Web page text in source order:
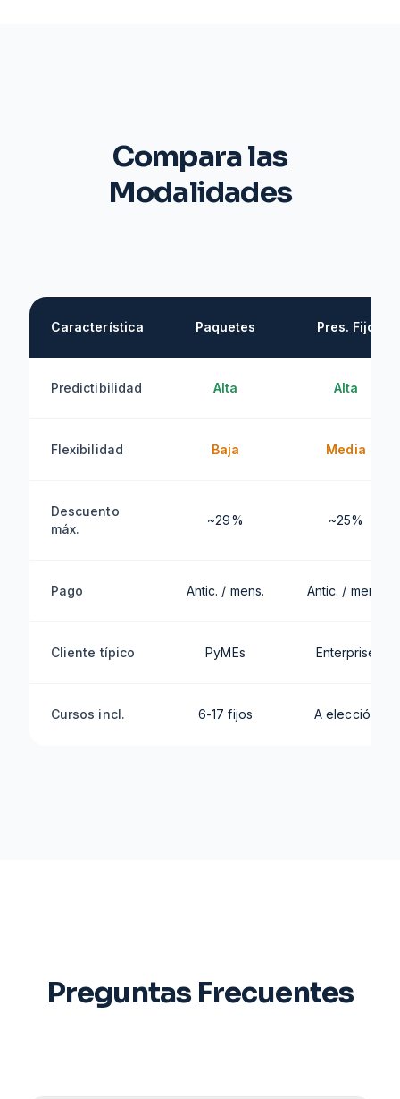
Compara las
Modalidades
Característica Paquetes Pres. Fijo
Predictibilidad Alta Alta
Flexibilidad Baja Media
Descuento
máx.
~29% ~25%
Pago Antic. / mens. Antic. / mens.
Cliente típico PyMEs Enterprise
Cursos incl. 6-17 fijos A elección
Preguntas Frecuentes